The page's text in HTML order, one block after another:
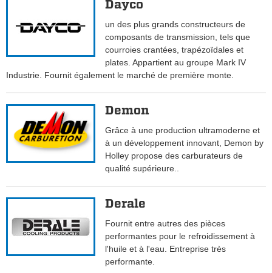
Dayco
un des plus grands constructeurs de
composants de transmission, tels que
courroies crantées, trapézoïdales et
plates. Appartient au groupe Mark IV
Industrie. Fournit également le marché de première monte.
Demon
Grâce à une production ultramoderne et
à un développement innovant, Demon by
Holley propose des carburateurs de
qualité supérieure..
Derale
Fournit entre autres des pièces
performantes pour le refroidissement à
l'huile et à l'eau. Entreprise très
performante.